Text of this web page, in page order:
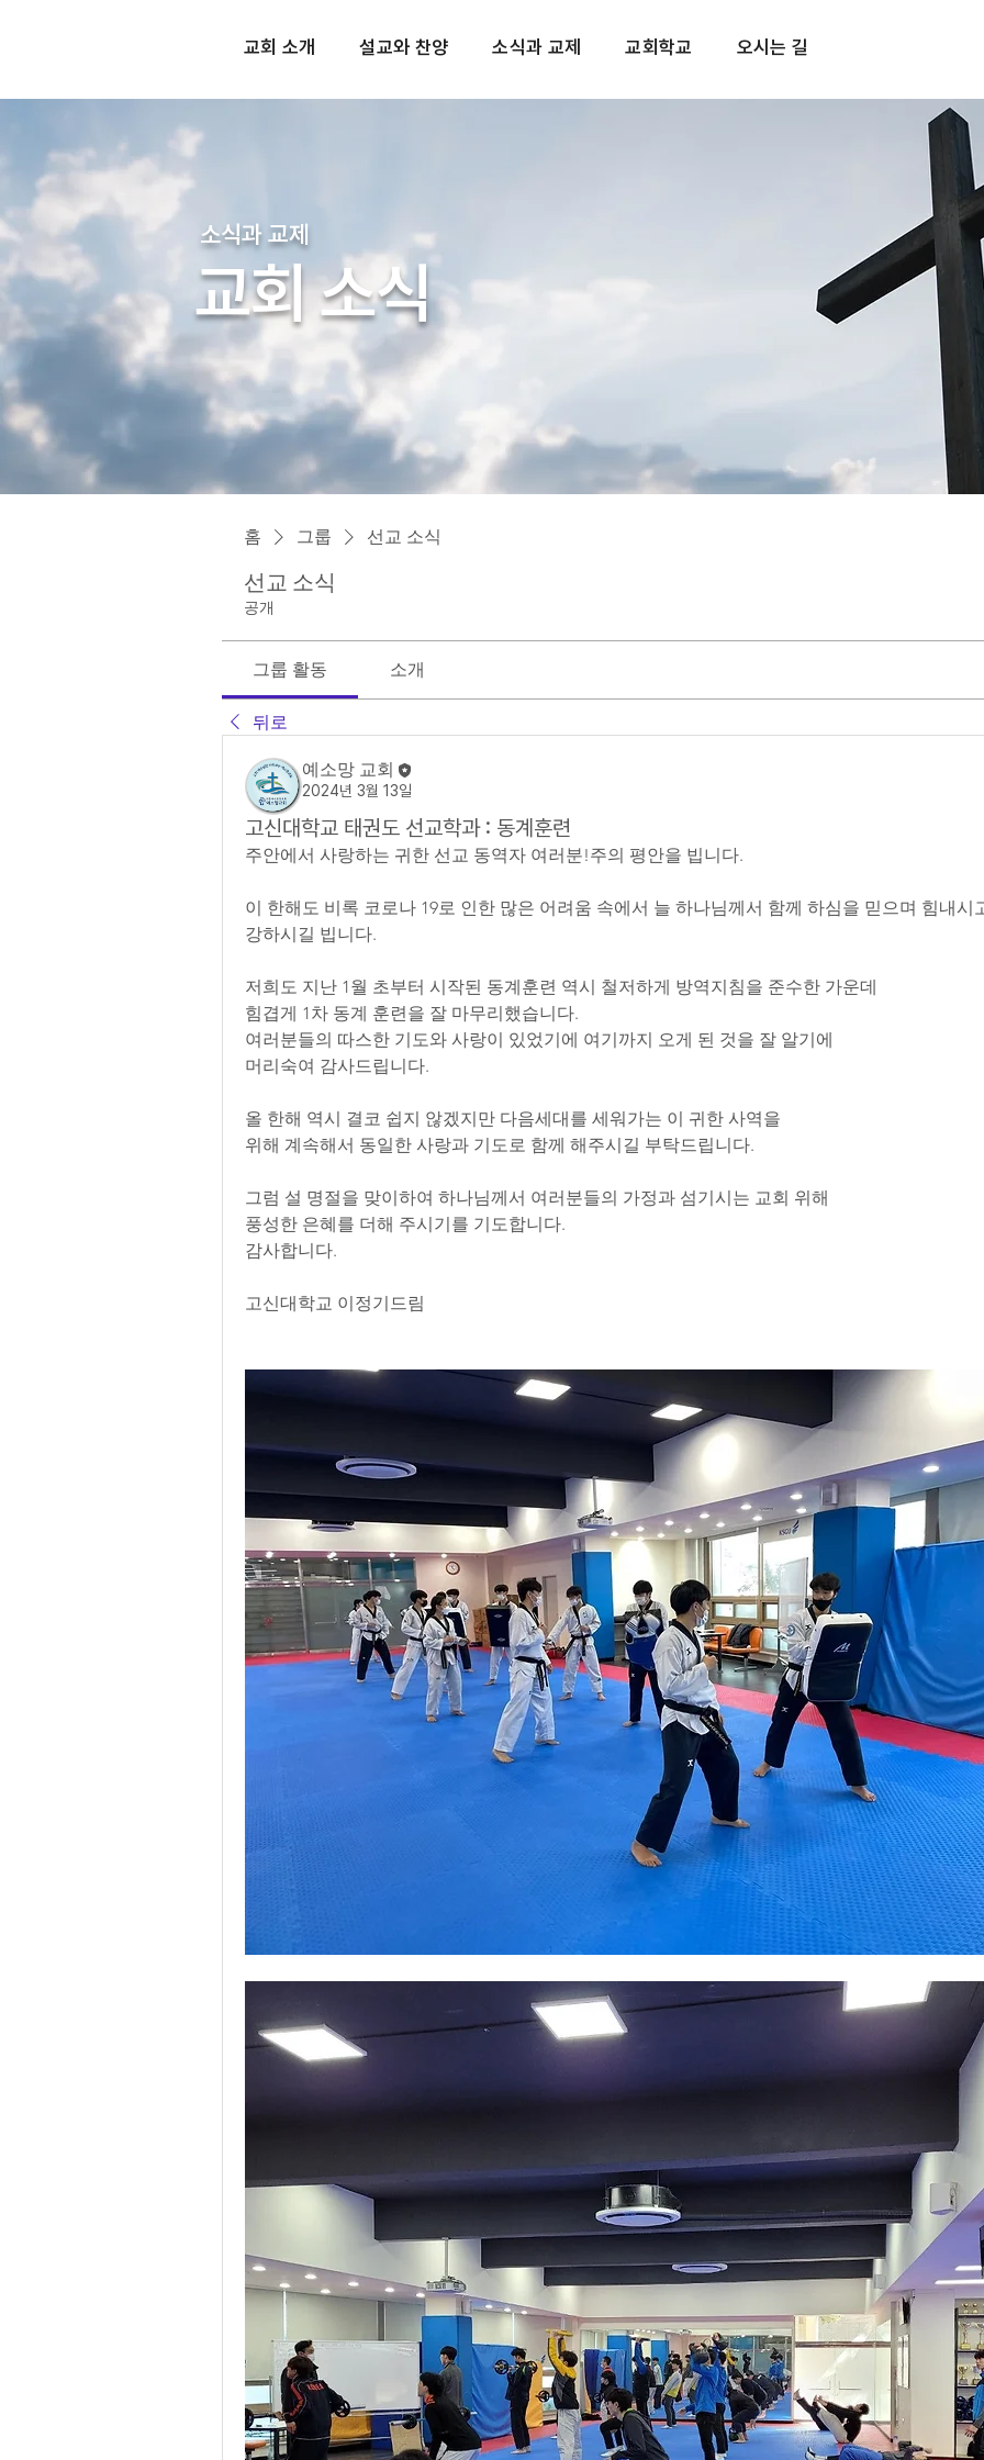
교회 소개 설교와 찬양 소식과 교제 교회학교 오시는 길
소식과 교제
교회 소식
홈 그룹 선교 소식
선교 소식
공개
그룹 활동 소개
뒤로
예소망 교회
2024년 3월 13일
고신대학교 태권도 선교학과 : 동계훈련
주안에서 사랑하는 귀한 선교 동역자 여러분!주의 평안을 빕니다.
이 한해도 비록 코로나 19로 인한 많은 어려움 속에서 늘 하나님께서 함께 하심을 믿으며 힘내시
강하시길 빕니다.
저희도 지난 1월 초부터 시작된 동계훈련 역시 철저하게 방역지침을 준수한 가운데
힘겹게 1차 동계 훈련을 잘 마무리했습니다.
여러분들의 따스한 기도와 사랑이 있었기에 여기까지 오게 된 것을 잘 알기에
머리숙여 감사드립니다.
올 한해 역시 결코 쉽지 않겠지만 다음세대를 세워가는 이 귀한 사역을
위해 계속해서 동일한 사랑과 기도로 함께 해주시길 부탁드립니다.
그럼 설 명절을 맞이하여 하나님께서 여러분들의 가정과 섬기시는 교회 위해
풍성한 은혜를 더해 주시기를 기도합니다.
감사합니다.
고신대학교 이정기드림